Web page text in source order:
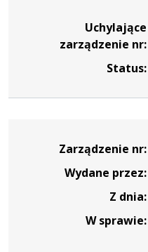
Uchylające
zarządzenie nr:
Status:
Zarządzenie nr:
Wydane przez:
Z dnia:
W sprawie: